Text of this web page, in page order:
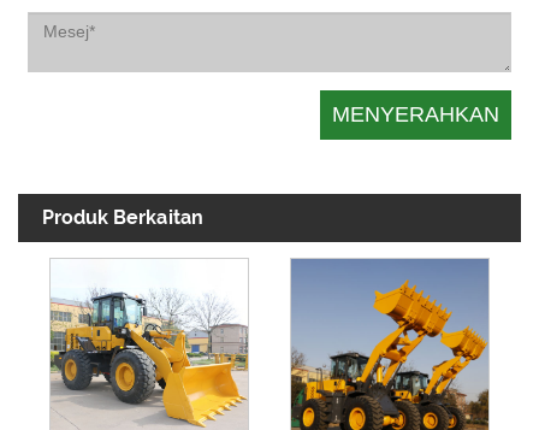
Produk Berkaitan